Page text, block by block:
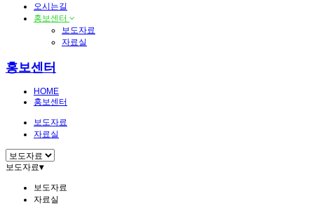
오시는길
홍보센터
보도자료
자료실
홍보센터
HOME
홍보센터
보도자료
자료실
보도자료▾
보도자료
자료실